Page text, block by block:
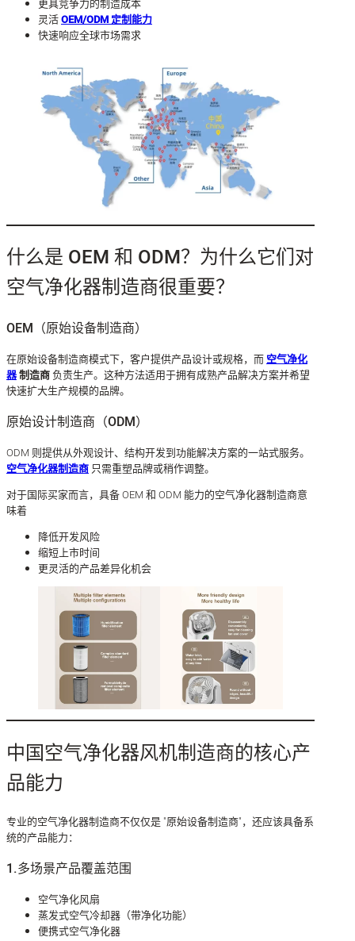
更具竞争力的制造成本
灵活OEM/ODM 定制能力
快速响应全球市场需求
什么是 OEM 和 ODM？为什么它们对
空气净化器制造商很重要？
OEM（原始设备制造商）
在原始设备制造商模式下，客户提供产品设计或规格，而 空气净化
器制造商 负责生产。这种方法适用于拥有成熟产品解决方案并希望
快速扩大生产规模的品牌。
原始设计制造商（ODM）
ODM 则提供从外观设计、结构开发到功能解决方案的一站式服务。
空气净化器制造商 只需重塑品牌或稍作调整。
对于国际买家而言，具备 OEM 和 ODM 能力的空气净化器制造商意
味着
降低开发风险
缩短上市时间
更灵活的产品差异化机会
中国空气净化器风机制造商的核心产
品能力
专业的空气净化器制造商不仅仅是 "原始设备制造商"，还应该具备系
统的产品能力：
1.多场景产品覆盖范围
空气净化风扇
蒸发式空气冷却器（带净化功能）
便携式空气净化器